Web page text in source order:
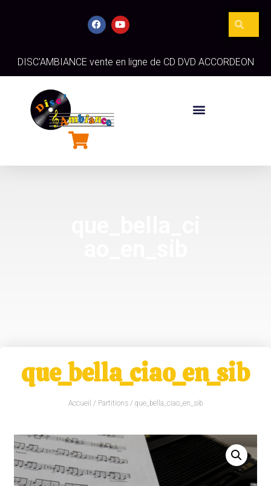
DISC'AMBIANCE vente en ligne de CD DVD ACCORDEON
que_bella_ciao_en_sib
Accueil / Partitions / que_bella_ciao_en_sib